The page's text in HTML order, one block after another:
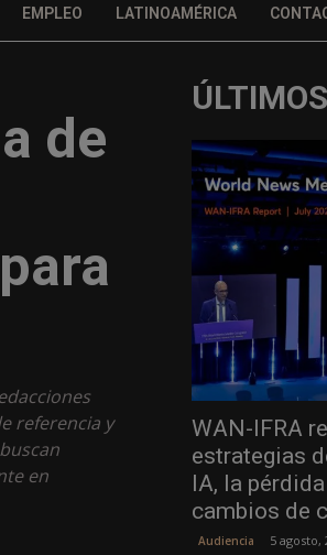
EMPLEO LATINOAMÉRICA
de
referencia y
en
WAN-IFRA
estrategias
IA, la
cambios de
Audiencia 5 agosto,